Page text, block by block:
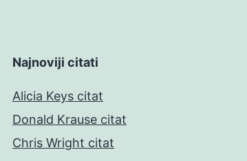
Najnoviji citati
Alicia Keys citat
Donald Krause citat
Chris Wright citat